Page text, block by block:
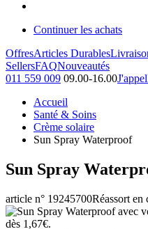
Continuer les achats
OffresArticles Durables
SellersFAQNouveautés
011 559 009 09.00-16.00
Accueil
Santé & Soins
Crème solaire
Sun Spray Waterproof
Sun Spray
article n° 19245700Réassort en